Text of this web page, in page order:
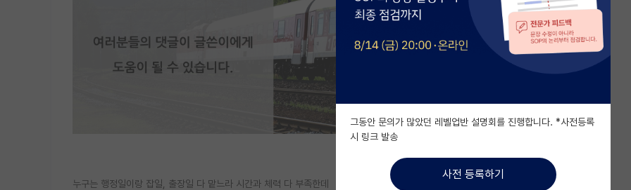
누구는 행정일이랑 잡일, 출장일 다 맡느라 시간과 체력 다 부족한데
그동안 문의가 많았던 레벨업반 설명회를 진행합니다. *사전등록
시 링크 발송
사전 등록하기